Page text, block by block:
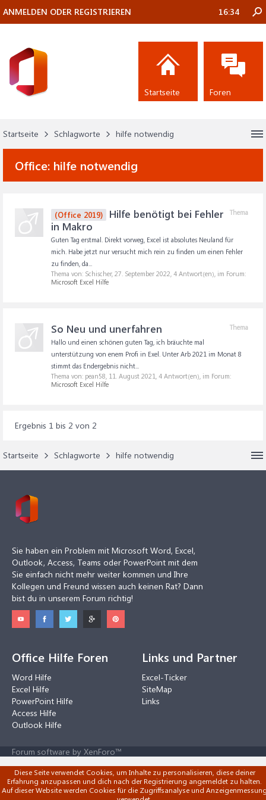
Startseite Schlagworte hilfe notwendig
Office: hilfe notwendig
Thema
(Office 2019)
Hilfe benötigt bei Fehler
in Makro
Guten Tag erstmal. Direkt vorweg, Excel ist absolutes Neuland für
mich. Habe jetzt nur versucht mich rein zu finden um einen Fehler
zu finden, da...
Thema von: Schischer, 27. September 2022, 4 Antwort(en), im Forum:
Microsoft Excel Hilfe
Thema
So Neu und unerfahren
Hallo und einen schönen guten Tag, ich bräuchte mal
unterstützung von enem Profi in Exel. Unter Arb 2021 im Monat 8
stimmt das Endergebnis nicht...
Thema von: pean58, 11. August 2021, 4 Antwort(en), im Forum:
Microsoft Excel Hilfe
Ergebnis 1 bis 2 von 2
Startseite Schlagworte hilfe notwendig
ANMELDEN ODER REGISTRIEREN 16:34
Startseite Foren
Sie haben ein Problem mit Microsoft Word, Excel,
Outlook, Access, Teams oder PowerPoint mit dem
Sie einfach nicht mehr weiter kommen und Ihre
Kollegen und Freund wissen auch keinen Rat? Dann
bist du in unserem Forum richtig!
Office Hilfe Foren
Word Hilfe
Excel Hilfe
PowerPoint Hilfe
Access Hilfe
Outlook Hilfe
Links und Partner
Excel-Ticker
SiteMap
Links
Forum software by XenForo™
Diese Seite verwendet Cookies, um Inhalte zu personalisieren, diese deiner
Erfahrung anzupassen und dich nach der Registrierung angemeldet zu halten.
Auf dieser Website werden Cookies für die Zugriffsanalyse und